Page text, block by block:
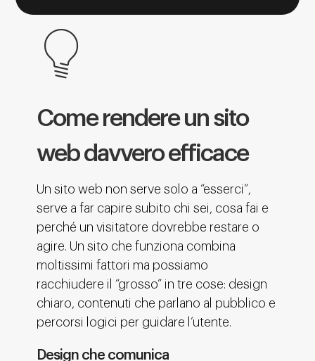
Come rendere un sito
web davvero efficace
Un sito web non serve solo a “esserci”,
serve a far capire subito chi sei, cosa fai e
perché un visitatore dovrebbe restare o
agire. Un sito che funziona combina
moltissimi fattori ma possiamo
racchiudere il “grosso” in tre cose: design
chiaro, contenuti che parlano al pubblico e
percorsi logici per guidare l’utente.
Design che comunica